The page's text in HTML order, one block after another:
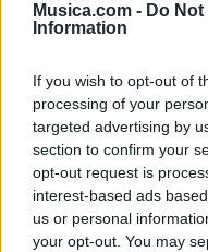
Musica.com - Do
Information
If you wish to opt-out of
processing of your
targeted advertising by
section to confirm your
opt-out request is
interest-based ads
us or personal
your opt-out. You may